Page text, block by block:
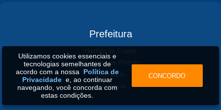
Prefeitura
Gabinete do Prefeito
Legislação
Secretarias
Utilizamos cookies essenciais e
tecnologias semelhantes de
acordo com a nossa Política de
Privacidadee, ao continuar
navegando, você concorda com
estas condições.
CONCORDO